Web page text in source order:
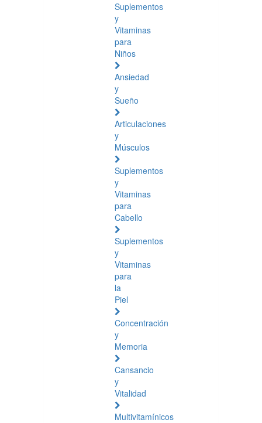
Suplementos
y
Vitaminas
para
Niños
Ansiedad
y
Sueño
Articulaciones
y
Músculos
Suplementos
y
Vitaminas
para
Cabello
Suplementos
y
Vitaminas
para
la
Piel
Concentración
y
Memoria
Cansancio
y
Vitalidad
Multivitamínicos